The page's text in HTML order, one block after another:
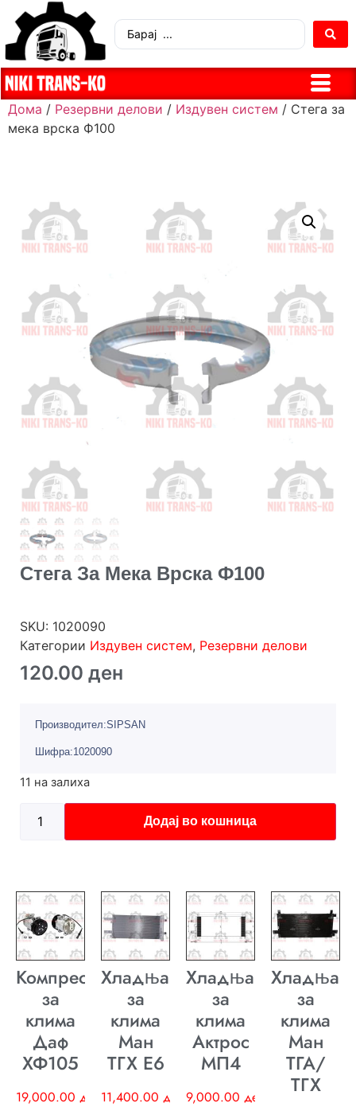
Дома / Резервни делови / Издувен систем / Стега за
мека врска Ф100
Стега За Мека Врска Ф100
SKU: 1020090
Категории Издувен систем, Резервни делови
120.00 ден
Производител:SIPSAN
Шифра:1020090
11 на залиха
Додај во кошница
Компресор
за
клима
Даф
ХФ105
19,000.00 ден
Хладњак
за
клима
Ман
ТГХ E6
11,400.00 ден
Хладњак
за
клима
Актрос
МП4
9,000.00 ден
Хладњак
за
клима
Ман
ТГА/
ТГХ